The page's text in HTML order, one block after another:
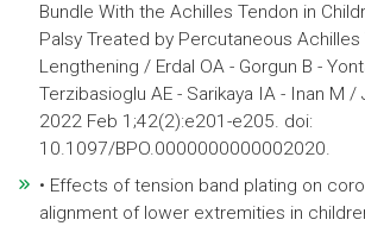
Bundle With the Achilles Tendon in
Palsy Treated by Percutaneous Achilles
Lengthening / Erdal OA - Gorgun B -
Terzibasioglu AE - Sarikaya IA - Inan M
2022 Feb 1;42(2):e201-e205. doi:
10.1097/BPO.0000000000002020.
• Effects of tension band plating on
alignment of lower extremities in